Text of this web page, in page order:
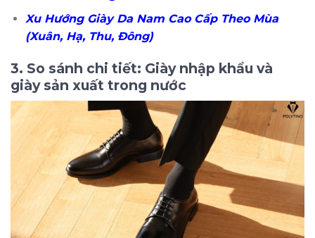
Xu Hướng Giày Da Nam Cao Cấp Theo Mùa
(Xuân, Hạ, Thu, Đông)
3. So sánh chi tiết: Giày nhập khẩu và
giày sản xuất trong nước